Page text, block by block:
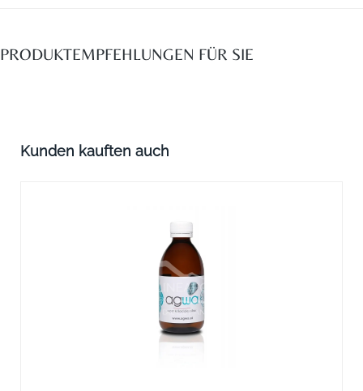
PRODUKTEMPFEHLUNGEN FÜR SIE
Produktgalerie überspringen
Kunden kauften auch